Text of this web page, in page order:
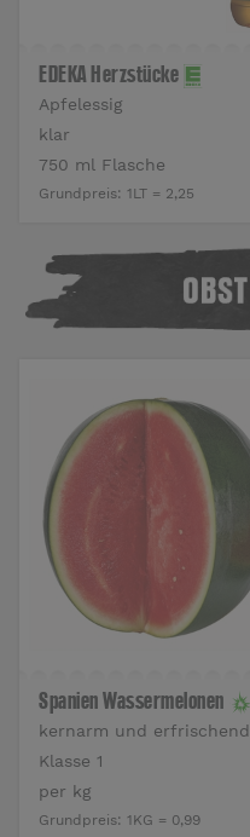
EDEKA Herzstücke
Apfelessig
klar
750 ml Flasche
Grundpreis: 1LT = 2,25
Spanien Wassermelonen
kernarm und erfrischend
Klasse 1
per kg
Grundpreis: 1KG = 0,99